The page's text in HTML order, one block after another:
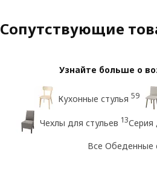
Сопутствующие
Узнайте больше о
Кухонные стулья 59
Чехлы для стульев 13Серия
Все Обеденные